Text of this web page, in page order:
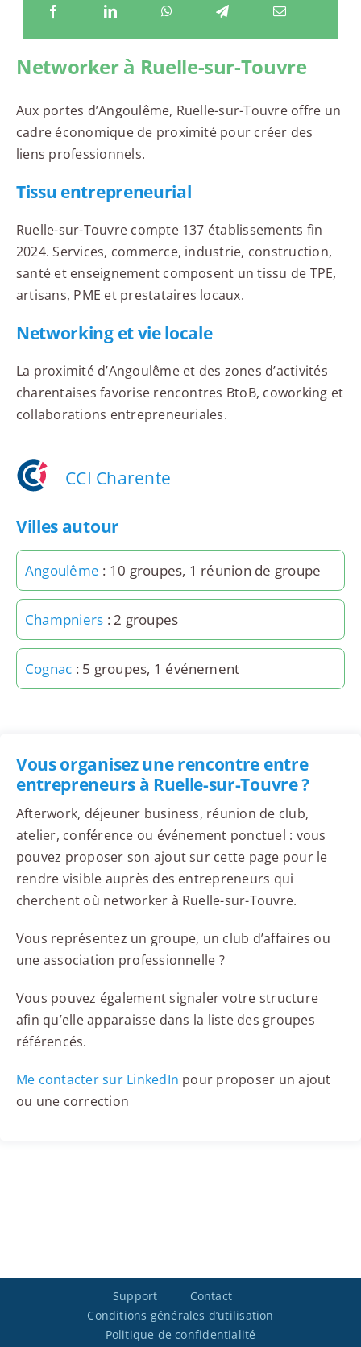
Networker à Ruelle-sur-Touvre
Aux portes d’Angoulême, Ruelle-sur-Touvre offre un
cadre économique de proximité pour créer des
liens professionnels.
Tissu entrepreneurial
Ruelle-sur-Touvre compte 137 établissements fin
2024. Services, commerce, industrie, construction,
santé et enseignement composent un tissu de TPE,
artisans, PME et prestataires locaux.
Networking et vie locale
La proximité d’Angoulême et des zones d’activités
charentaises favorise rencontres BtoB, coworking et
collaborations entrepreneuriales.
CCI Charente
Villes autour
Angoulême : 10 groupes, 1 réunion de groupe
Champniers : 2 groupes
Cognac : 5 groupes, 1 événement
Vous organisez une rencontre entre
entrepreneurs à Ruelle-sur-Touvre ?
Afterwork, déjeuner business, réunion de club,
atelier, conférence ou événement ponctuel : vous
pouvez proposer son ajout sur cette page pour le
rendre visible auprès des entrepreneurs qui
cherchent où networker à Ruelle-sur-Touvre.
Vous représentez un groupe, un club d’affaires ou
une association professionnelle ?
Vous pouvez également signaler votre structure
afin qu’elle apparaisse dans la liste des groupes
référencés.
Me contacter sur LinkedIn pour proposer un ajout
ou une correction
Support
Contact
Conditions générales d’utilisation
Politique de confidentialité